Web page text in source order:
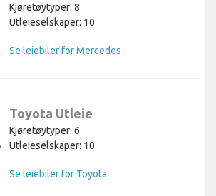
Kjøretøytyper: 8
Utleieselskaper: 10
Se leiebiler for Mercedes
Toyota Utleie
Kjøretøytyper: 6
Utleieselskaper: 10
Se leiebiler for Toyota